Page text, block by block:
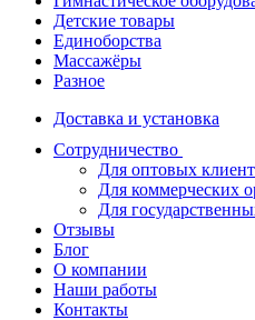
Детские товары
Единоборства
Массажёры
Разное
Доставка и установка
Сотрудничество
Для оптовых
Для коммерческих
Для
Отзывы
Блог
О компании
Наши работы
Контакты